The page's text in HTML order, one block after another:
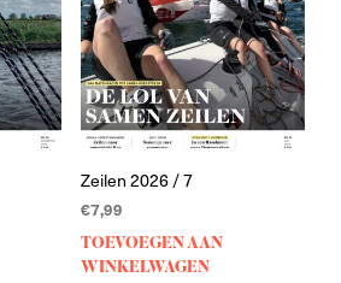
Zeilen 2026 / 7
€7,99
TOEVOEGEN AAN
WINKELWAGEN